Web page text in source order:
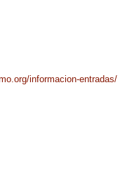
informacion-entradas/